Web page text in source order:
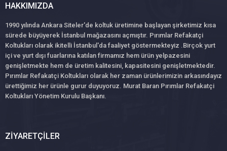
HAKKIMIZDA
1990 yılında Ankara Siteler'de koltuk üretimine başlayan şirketimiz kısa
sürede büyüyerek İstanbul mağazasını açmıştır. Pırımlar Refakatçi
Koltukları olarak ikitelli İstanbul'da faaliyet göstermekteyiz .Birçok yurt
içi ve yurt dışı fuarlarına katılan firmamız hem ürün yelpazesini
genişletmekte hem de üretim kalitesini, kapasitesini genişletmektedir.
Pırımlar Refakatçi Koltukları olarak her zaman ürünlerimizin arkasındayız
ürettiğimiz her ürünle gurur duyuyoruz. Murat Baran Pırımlar Refakatçi
Koltukları Yönetim Kurulu Başkanı.
ZIYARETÇILER